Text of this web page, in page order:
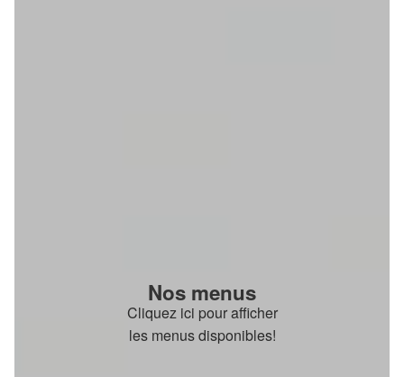
Nos menus
Cliquez ici pour afficher
les menus disponibles!